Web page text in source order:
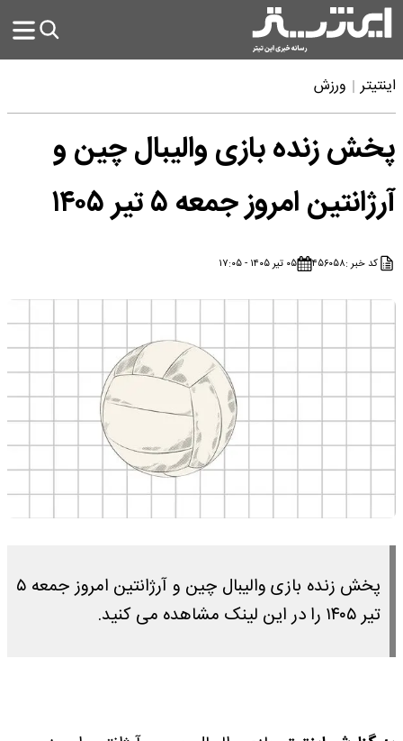
اینتیتر ورزش
پخش زنده بازی والیبال چین و
آرژانتین امروز جمعه ۵ تیر ۱۴۰۵
کد خبر :۴۵۶۰۵۸ ۰۵ تیر ۱۴۰۵ - ۱۷:۰۵
پخش زنده بازی والیبال چین و آرژانتین امروز جمعه ۵
تیر ۱۴۰۵ را در این لینک مشاهده می کنید.